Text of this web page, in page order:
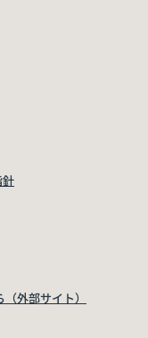
外部サイト）